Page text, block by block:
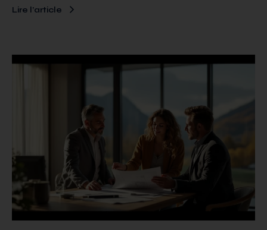
Lire l’article